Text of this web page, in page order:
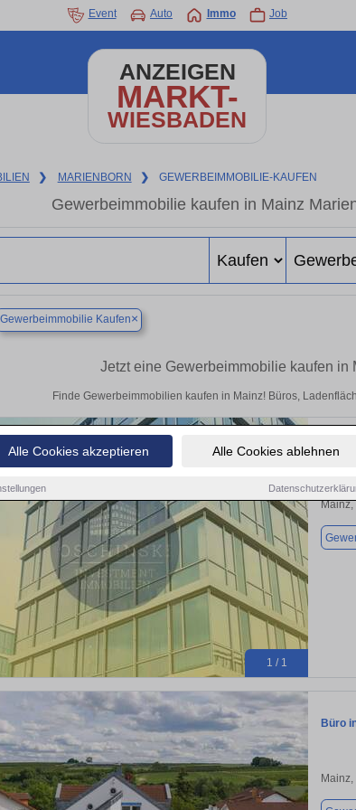
Alle Cookies akzeptieren Alle Cookies ablehnen
Event Auto Immo Job
ANZEIGEN
MARKT-
WIESBADEN
❯ MARIENBORN ❯ GEWERBEIMMOBILIE-KAUFEN
Gewerbeimmobilie kaufen in Mainz
Gewerbeimmobilie Kaufen×
Jetzt eine Gewerbeimmobilie kaufen in
Finde Gewerbeimmobilien kaufen in Mainz! Büros,
1 / 1
Büro
Mainz,
Büro